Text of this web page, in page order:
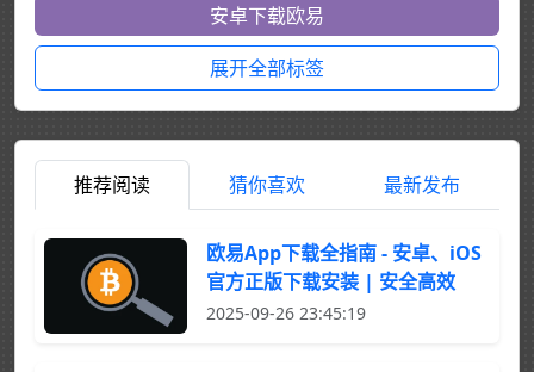
安卓下载欧易
展开全部标签
推荐阅读 猜你喜欢 最新发布
欧易App下载全指南 - 安卓、iOS
官方正版下载安装 | 安全高效
2025-09-26 23:45:19